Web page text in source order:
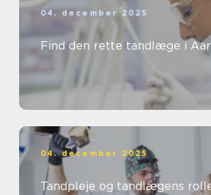
04. december 2025
Find den rette tandlæge i
04. december 2025
Tandpleje og tandlægens